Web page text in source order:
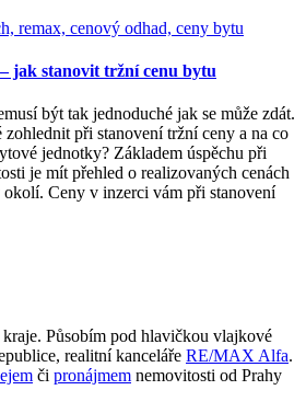
jak stanovit tržní cenu bytu
být tak jednoduché jak se může zdát.
při stanovení tržní ceny a na co
jednotky? Základem úspěchu při
je mít přehled o realizovaných cenách
Ceny v inzerci vám při stanovení
Působím pod hlavičkou vlajkové
realitní kanceláře RE/MAX Alfa.
či pronájmem nemovitosti od Prahy